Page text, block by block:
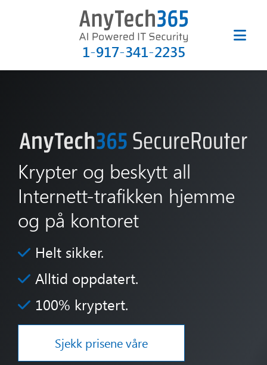
1-917-341-2235
Krypter og beskytt all
Internett-trafikken hjemme
og på kontoret
Helt sikker.
Alltid oppdatert.
100% kryptert.
Sjekk prisene våre